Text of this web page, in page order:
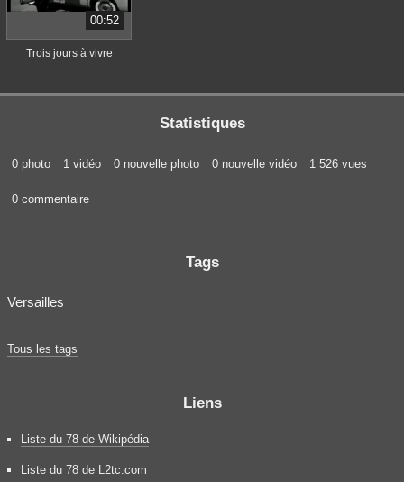
00:52
Trois jours à vivre
Statistiques
0 photo 1 vidéo 0 nouvelle photo 0 nouvelle vidéo 1 526 vues
0 commentaire
Tags
Versailles
Tous les tags
Liens
Liste du 78 de Wikipédia
Liste du 78 de L2tc.com